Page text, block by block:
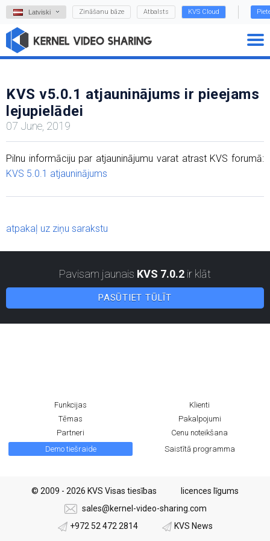
Latviski Zināšanu bāze Atbalsts KVS Cloud
KVS v5.0.1 atjauninājums ir pieejams
lejupielādei
07 June, 2019
Pilnu informāciju par atjauninājumu varat atrast KVS forumā:
KVS 5.0.1 atjauninājums
atpakaļ uz ziņu sarakstu
Pavisam jaunais KVS 7.0.2 ir klāt
PASŪTIET TŪLĪT
Funkcijas
Klienti
Tēmas
Pakalpojumi
Partneri
Cenu noteikšana
Demo tiešraide
Saistītā programma
© 2009 - 2026 KVS Visas tiesības
licences līgums
sales@kernel-video-sharing.com
+972 52 472 2814
KVS News